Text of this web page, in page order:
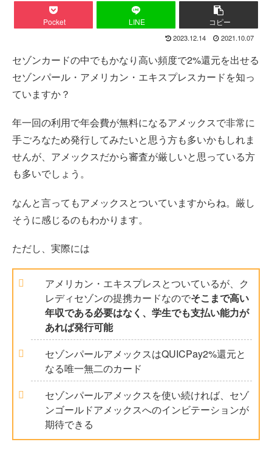
Pocket LINE コピー
2023.12.14 2021.10.07
セゾンカードの中でもかなり高い頻度で2%還元を出せる
セゾンパール・アメリカン・エキスプレスカードを知っ
ていますか？
年一回の利用で年会費が無料になるアメックスで非常に
手ごろなため発行してみたいと思う方も多いかもしれま
せんが、アメックスだから審査が厳しいと思っている方
も多いでしょう。
なんと言ってもアメックスとついていますからね。厳し
そうに感じるのもわかります。
ただし、実際には
アメリカン・エキスプレスとついているが、ク
レディセゾンの提携カードなのでそこまで高い
年収である必要はなく、学生でも支払い能力が
あれば発行可能
セゾンパールアメックスはQUICPay2%還元と
なる唯一無二のカード
セゾンパールアメックスを使い続ければ、セゾ
ンゴールドアメックスへのインビテーションが
期待できる